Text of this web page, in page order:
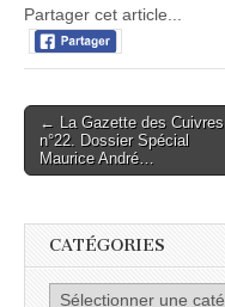
Partager cet article...
Post
navigation
← La Gazette des Cuivres
n°22. Dossier Spécial
Maurice André…
CATÉGORIES
Catégories